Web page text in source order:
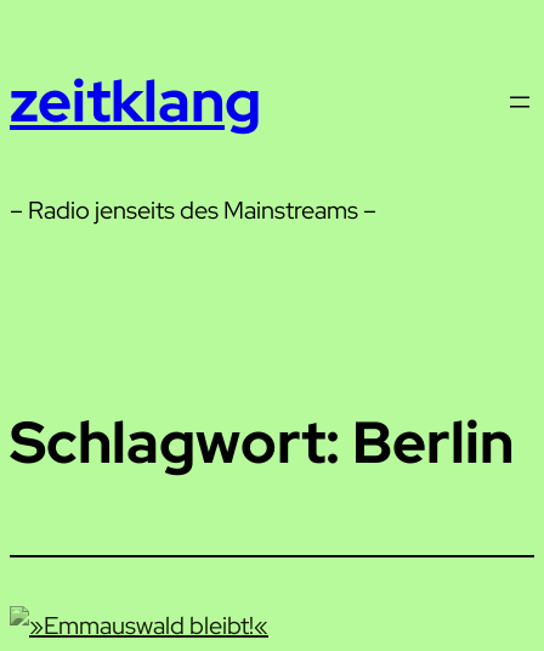
springen
zeitklang
– Radio jenseits des Mainstreams –
Schlagwort: Berlin